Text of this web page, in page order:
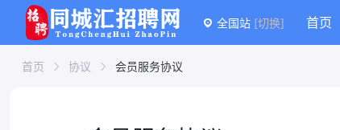
全国站 [切换] 首页
首页 协议 会员服务协议